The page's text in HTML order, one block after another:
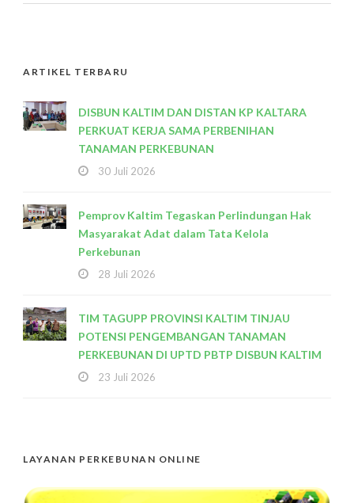
ARTIKEL TERBARU
DISBUN KALTIM DAN DISTAN KP KALTARA
PERKUAT KERJA SAMA PERBENIHAN
TANAMAN PERKEBUNAN
30 Juli 2026
Pemprov Kaltim Tegaskan Perlindungan Hak
Masyarakat Adat dalam Tata Kelola
Perkebunan
28 Juli 2026
TIM TAGUPP PROVINSI KALTIM TINJAU
POTENSI PENGEMBANGAN TANAMAN
PERKEBUNAN DI UPTD PBTP DISBUN KALTIM
23 Juli 2026
LAYANAN PERKEBUNAN ONLINE